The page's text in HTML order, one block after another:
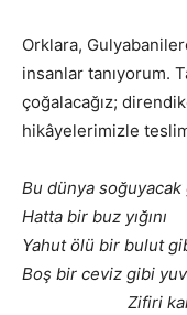
Orklara,
insanlar tanıyorum.
çoğalacağız;
hikâyelerimizle
Bu dünya
Hatta bir buz yığını
Yahut ölü bir bulut
Boş bir ceviz gibi
Zifiri